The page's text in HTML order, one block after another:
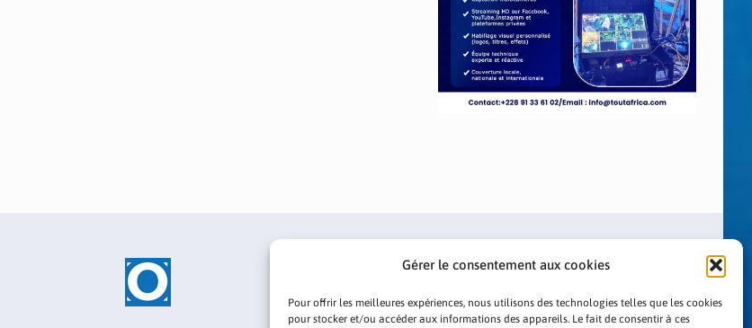
Gérer le consentement aux cookies
Pour offrir les meilleures expériences, nous utilisons des technologies telles que les cookies
pour stocker et/ou accéder aux informations des appareils. Le fait de consentir à ces